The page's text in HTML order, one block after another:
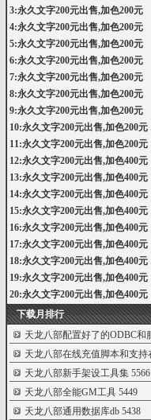
3:永久文字200元出售,加色200元
4:永久文字200元出售,加色200元
5:永久文字200元出售,加色200元
6:永久文字200元出售,加色200元
7:永久文字200元出售,加色200元
8:永久文字200元出售,加色200元
9:永久文字200元出售,加色200元
10:永久文字200元出售,加色200元
11:永久文字200元出售,加色200元
12:永久文字200元出售,加色400元
13:永久文字200元出售,加色400元
14:永久文字200元出售,加色400元
15:永久文字200元出售,加色400元
16:永久文字200元出售,加色400元
17:永久文字200元出售,加色400元
18:永久文字200元出售,加色400元
19:永久文字200元出售,加色400元
20:永久文字200元出售,加色400元
下载月排行
天龙八部新手架设工具集5566
天龙八部全能GM工具5449
天龙八部通用数据库db5438